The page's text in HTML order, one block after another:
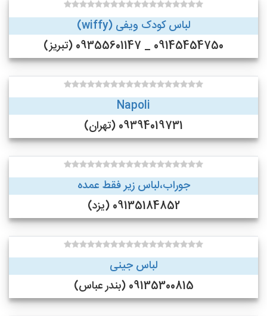
لباس کودک ویفی (wiffy)
09145454750 _ 09355601147 (تبریز)
Napoli
09394019731 (تهران)
جوراب،لباس زیر فقط عمده
09135184852 (یزد)
لباس جینی
09135300815 (بندر عباس)